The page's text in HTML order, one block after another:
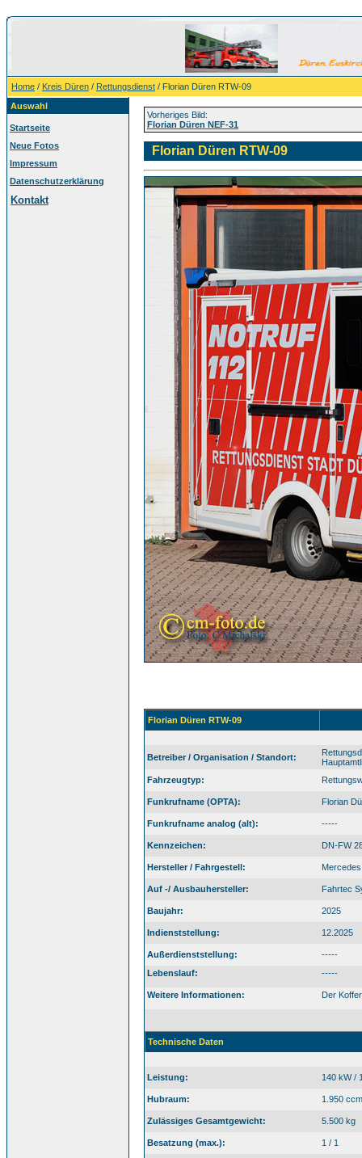
Home / Kreis Düren / Rettungsdienst / Florian Düren RTW-09
Auswahl
Startseite
Neue Fotos
Impressum
Datenschutzerklärung
Kontakt
Vorheriges Bild:
Florian Düren NEF-31
Florian Düren RTW-09
Florian Düren RTW-09
Betreiber / Organisation / Standort:
Fahrzeugtyp:
Funkrufname (OPTA): Florian
Funkrufname analog (alt): -----
Kennzeichen: DN-FW
Hersteller / Fahrgestell:
Auf -/ Ausbauhersteller: Fahrtec
Baujahr: 2025
Indienststellung: 12.2025
Außerdienststellung:
-----
Lebenslauf:
-----
Weitere Informationen: Der
Technische Daten
Leistung: 140 kW /
Hubraum: 1.950 ccm
Zulässiges Gesamtgewicht: 5.500 kg
Besatzung (max.): 1 / 1